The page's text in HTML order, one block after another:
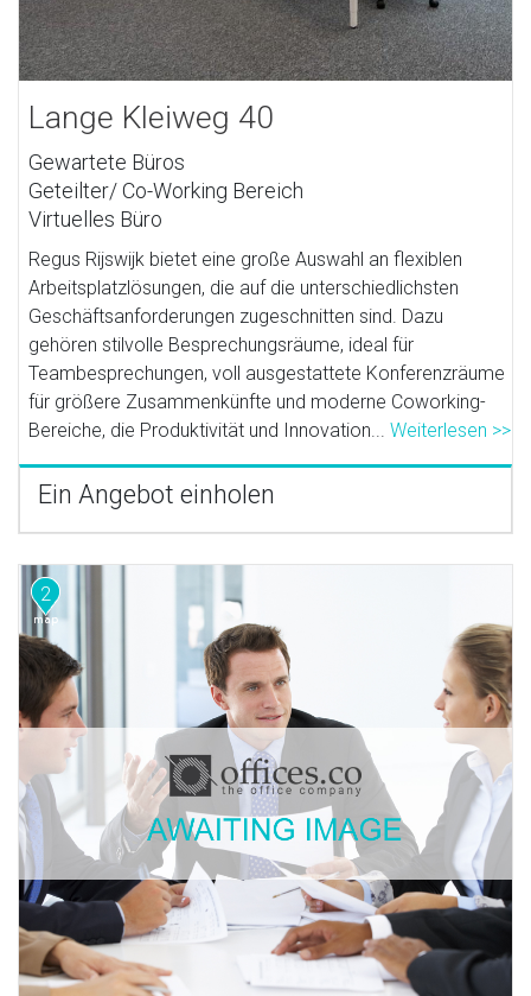
Lange Kleiweg 40
Gewartete Büros
Geteilter/ Co-Working Bereich
Virtuelles Büro
Regus Rijswijk bietet eine große Auswahl an flexiblen
Arbeitsplatzlösungen, die auf die unterschiedlichsten
Geschäftsanforderungen zugeschnitten sind. Dazu
gehören stilvolle Besprechungsräume, ideal für
Teambesprechungen, voll ausgestattete Konferenzräume
für größere Zusammenkünfte und moderne Coworking-
Bereiche, die Produktivität und Innovation...Weiterlesen >>
Ein Angebot einholen
2